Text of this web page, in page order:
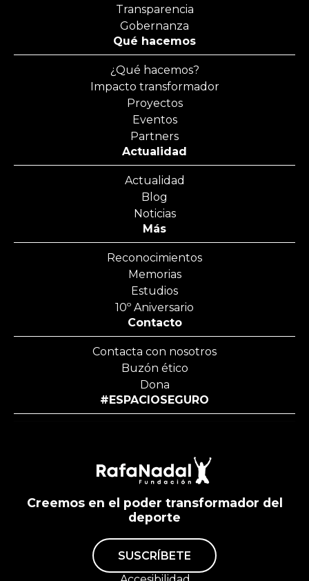
Transparencia
Gobernanza
Qué hacemos
¿Qué hacemos?
Impacto transformador
Proyectos
Eventos
Partners
Actualidad
Actualidad
Blog
Noticias
Más
Reconocimientos
Memorias
Estudios
10º Aniversario
Contacto
Contacta con nosotros
Buzón ético
Dona
#ESPACIOSEGURO
Creemos en el poder transformador del
deporte
SUSCRÍBETE